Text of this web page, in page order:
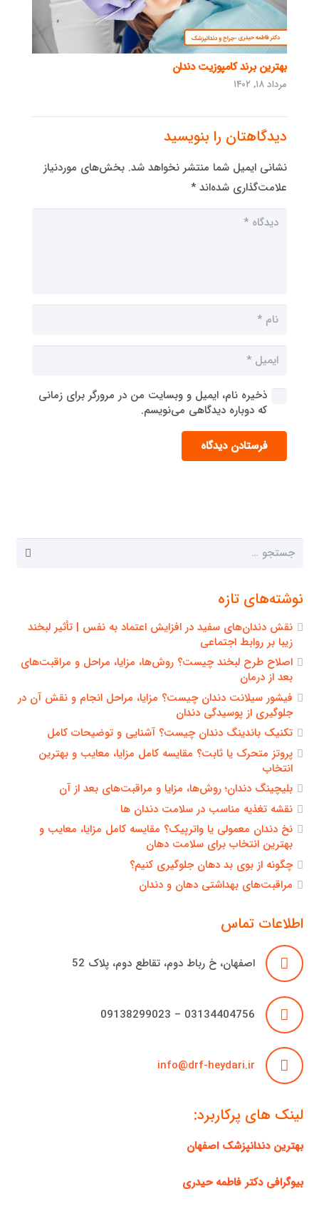
بهترین برند کامپوزیت دندان
مرداد ۱۸, ۱۴۰۲
دیدگاهتان را بنویسید
نشانی ایمیل شما منتشر نخواهد شد. بخش‌های موردنیاز
علامت‌گذاری شده‌اند *
ذخیره نام، ایمیل و وبسایت من در مرورگر برای زمانی
که دوباره دیدگاهی می‌نویسم.
فرستادن دیدگاه
جستجو
نوشته‌های تازه
نقش دندان‌های سفید در افزایش اعتماد به نفس | تأثیر لبخند
زیبا بر روابط اجتماعی
اصلاح طرح لبخند چیست؟ روش‌ها، مزایا، مراحل و مراقبت‌های
بعد از درمان
فیشور سیلانت دندان چیست؟ مزایا، مراحل انجام و نقش آن در
جلوگیری از پوسیدگی دندان
تکنیک باندینگ دندان چیست؟ آشنایی و توضیحات کامل
پروتز متحرک یا ثابت؟ مقایسه کامل مزایا، معایب و بهترین
انتخاب
بلیچینگ دندان؛ روش‌ها، مزایا و مراقبت‌های بعد از آن
نقشه تغذیه مناسب در سلامت دندان ها
نخ دندان معمولی یا واترپیک؟ مقایسه کامل مزایا، معایب و
بهترین انتخاب برای سلامت دهان
چگونه از بوی بد دهان جلوگیری کنیم؟
مراقبت‌های بهداشتی دهان و دندان
اطلاعات تماس
اصفهان، خ رباط دوم، تقاطع دوم، پلاک 52
03134404756 – 09138299023
info@drf-heydari.ir
لینک های پرکاربرد:
بهترین دندانپزشک اصفهان
بیوگرافی دکتر فاطمه حیدری